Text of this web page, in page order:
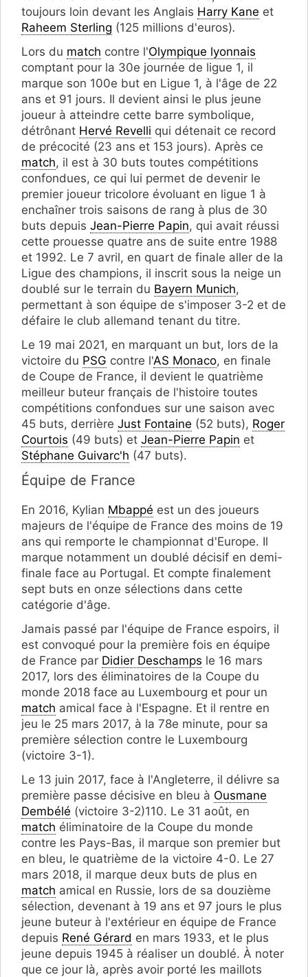
toujours loin devant les Anglais Harry Kane et
Raheem Sterling (125 millions d'euros).
Lors du match contre l'Olympique lyonnais
comptant pour la 30e journée de ligue 1, il
marque son 100e but en Ligue 1, à l'âge de 22
ans et 91 jours. Il devient ainsi le plus jeune
joueur à atteindre cette barre symbolique,
détrônant Hervé Revelli qui détenait ce record
de précocité (23 ans et 153 jours). Après ce
match, il est à 30 buts toutes compétitions
confondues, ce qui lui permet de devenir le
premier joueur tricolore évoluant en ligue 1 à
enchaîner trois saisons de rang à plus de 30
buts depuis Jean-Pierre Papin, qui avait réussi
cette prouesse quatre ans de suite entre 1988
et 1992. Le 7 avril, en quart de finale aller de la
Ligue des champions, il inscrit sous la neige un
doublé sur le terrain du Bayern Munich,
permettant à son équipe de s'imposer 3-2 et de
défaire le club allemand tenant du titre.
Le 19 mai 2021, en marquant un but, lors de la
victoire du PSG contre l'AS Monaco, en finale
de Coupe de France, il devient le quatrième
meilleur buteur français de l'histoire toutes
compétitions confondues sur une saison avec
45 buts, derrière Just Fontaine (52 buts), Roger
Courtois (49 buts) et Jean-Pierre Papin et
Stéphane Guivarc'h (47 buts).
Équipe de France
En 2016, Kylian Mbappé est un des joueurs
majeurs de l'équipe de France des moins de 19
ans qui remporte le championnat d'Europe. Il
marque notamment un doublé décisif en demi-
finale face au Portugal. Et compte finalement
sept buts en onze sélections dans cette
catégorie d'âge.
Jamais passé par l'équipe de France espoirs, il
est convoqué pour la première fois en équipe
de France par Didier Deschamps le 16 mars
2017, lors des éliminatoires de la Coupe du
monde 2018 face au Luxembourg et pour un
match amical face à l'Espagne. Et il rentre en
jeu le 25 mars 2017, à la 78e minute, pour sa
première sélection contre le Luxembourg
(victoire 3-1).
Le 13 juin 2017, face à l'Angleterre, il délivre sa
première passe décisive en bleu à Ousmane
Dembélé (victoire 3-2)110. Le 31 août, en
match éliminatoire de la Coupe du monde
contre les Pays-Bas, il marque son premier but
en bleu, le quatrième de la victoire 4-0. Le 27
mars 2018, il marque deux buts de plus en
match amical en Russie, lors de sa douzième
sélection, devenant à 19 ans et 97 jours le plus
jeune buteur à l'extérieur en équipe de France
depuis René Gérard en mars 1933, et le plus
jeune depuis 1945 à réaliser un doublé. À noter
que ce jour là, après avoir porté les maillots